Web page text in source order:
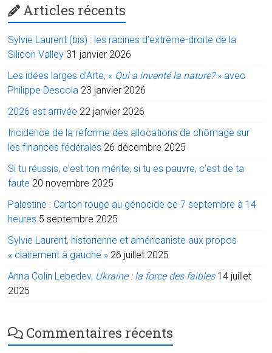
Articles récents
Sylvie Laurent (bis) : les racines d’extrême-droite de la
Silicon Valley 31 janvier 2026
Les idées larges d’Arte, « Qui a inventé la nature?» avec
Philippe Descola 23 janvier 2026
2026 est arrivée 22 janvier 2026
Incidence de la réforme des allocations de chômage sur
les finances fédérales 26 décembre 2025
Si tu réussis, c’est ton mérite, si tu es pauvre, c’est de ta
faute 20 novembre 2025
Palestine : Carton rouge au génocide ce 7 septembre à 14
heures 5 septembre 2025
Sylvie Laurent, historienne et américaniste aux propos
« clairement à gauche » 26 juillet 2025
Anna Colin Lebedev, Ukraine : la force des faibles 14 juillet
2025
Commentaires récents